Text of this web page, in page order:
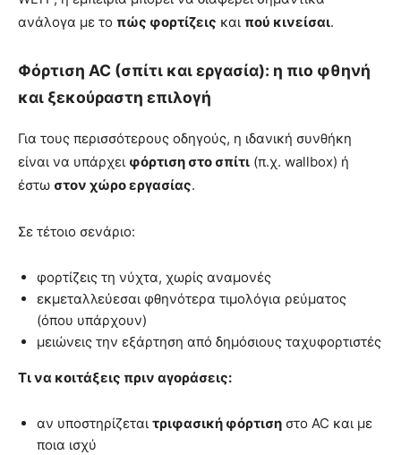
ανάλογα με το πώς φορτίζεις και πού κινείσαι.
Φόρτιση AC (σπίτι και εργασία): η πιο φθηνή
και ξεκούραστη επιλογή
Για τους περισσότερους οδηγούς, η ιδανική συνθήκη
είναι να υπάρχει φόρτιση στο σπίτι (π.χ. wallbox) ή
έστω στον χώρο εργασίας.
Σε τέτοιο σενάριο:
φορτίζεις τη νύχτα, χωρίς αναμονές
εκμεταλλεύεσαι φθηνότερα τιμολόγια ρεύματος
(όπου υπάρχουν)
μειώνεις την εξάρτηση από δημόσιους ταχυφορτιστές
Τι να κοιτάξεις πριν αγοράσεις:
αν υποστηρίζεται τριφασική φόρτιση στο AC και με
ποια ισχύ